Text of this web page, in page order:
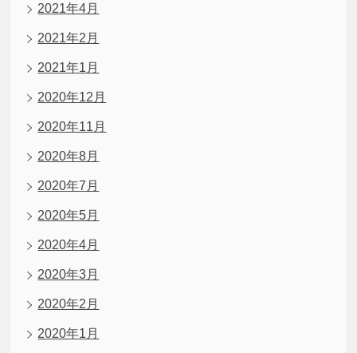
2021年4月
2021年2月
2021年1月
2020年12月
2020年11月
2020年8月
2020年7月
2020年5月
2020年4月
2020年3月
2020年2月
2020年1月